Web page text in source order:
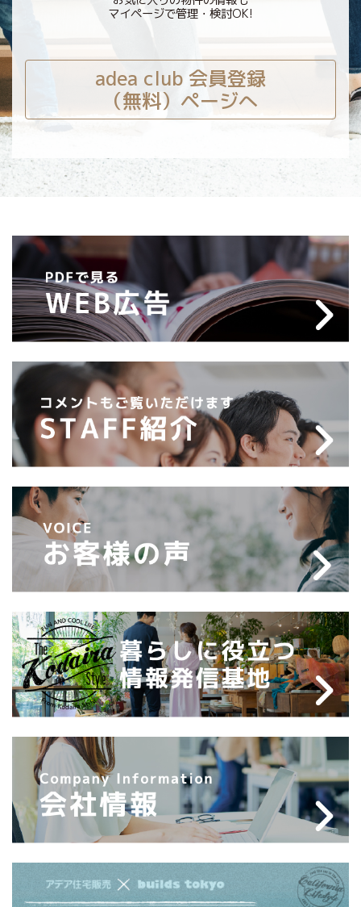
マイページで管理・検討OK!
adea club 会員登録
（無料）ページへ